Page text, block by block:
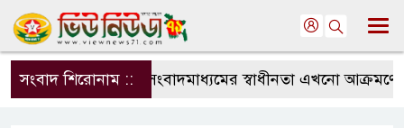
সংবাদ শিরোনাম ::সংবাদমাধ্যমের স্বাধীনতা এখনো আক্রমণের